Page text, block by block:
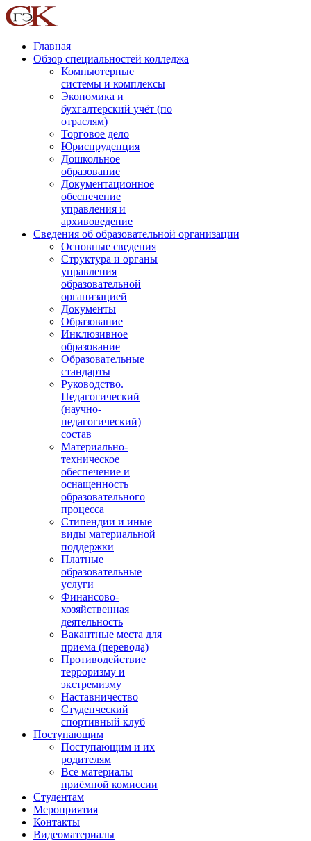
Главная
Обзор специальностей колледжа
Компьютерные
системы и комплексы
Экономика и
бухгалтерский учёт (по
отраслям)
Торговое дело
Юриспруденция
Дошкольное
образование
Документационное
обеспечение
управления и
архивоведение
Сведения об образовательной организации
Основные сведения
Структура и органы
управления
образовательной
организацией
Документы
Образование
Инклюзивное
образование
Образовательные
стандарты
Руководство.
Педагогический
(научно-
педагогический)
состав
Материально-
техническое
обеспечение и
оснащенность
образовательного
процесса
Стипендии и иные
виды материальной
поддержки
Платные
образовательные
услуги
Финансово-
хозяйственная
деятельность
Вакантные места для
приема (перевода)
Противодействие
терроризму и
экстремизму
Наставничество
Студенческий
спортивный клуб
Поступающим
Поступающим и их
родителям
Все материалы
приёмной комиссии
Студентам
Мероприятия
Контакты
Видеоматериалы